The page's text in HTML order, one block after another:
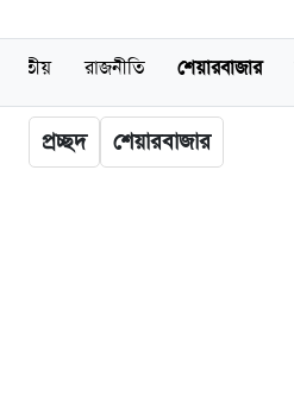
জাতীয় রাজনীতি শেয়ারবাজার
প্রচ্ছদ শেয়ারবাজার